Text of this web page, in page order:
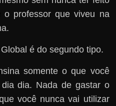
professor que viveu na
é do segundo tipo.
somente o que você
dia. Nada de gastar o
você nunca vai utilizar